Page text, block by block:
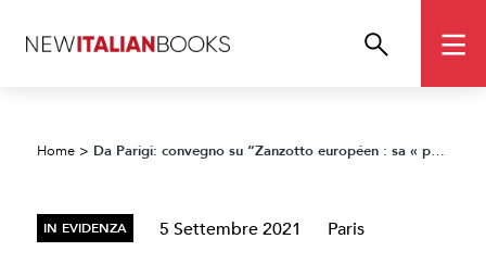
Home > Da Parigi: convegno su “Zanzotto européen : sa « poésie de mouvement »”
IN EVIDENZA 5 Settembre 2021 Paris